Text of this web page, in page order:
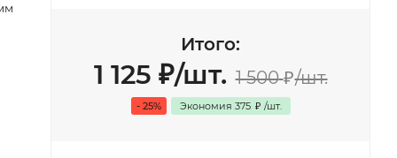
Итого:
1 125 ₽/шт. 1 500 ₽/шт.
- 25% Экономия 375 ₽ /шт.